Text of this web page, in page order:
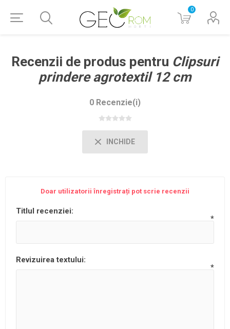
0
Recenzii de produs pentru Clipsuri
prindere agrotextil 12 cm
0 Recenzie(i)
INCHIDE
Doar utilizatorii înregistrați pot scrie recenzii
Titlul recenziei:
*
Revizuirea textului:
*